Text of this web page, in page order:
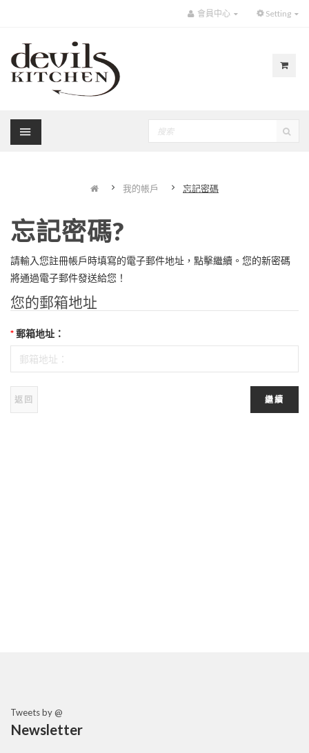
Setting
會員中心
我的帳戶 忘記密碼
忘記密碼?
請輸入您註冊帳戶時填寫的電子郵件地址，點擊繼續。您的新密碼
將通過電子郵件發送給您！
您的郵箱地址
郵箱地址：
返回
Tweets by @
Newsletter